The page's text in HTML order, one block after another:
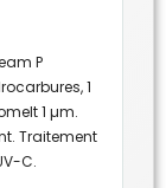
P
1
1 µm.
Traitement
C.